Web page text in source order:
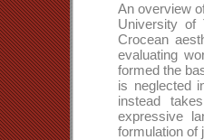
An overview
University of
Crocean
evaluating
formed the
is neglected
instead
expressive
formulation of